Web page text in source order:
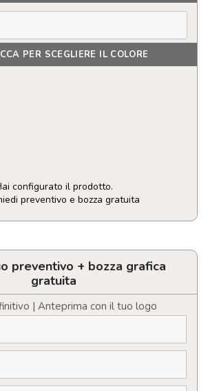
PER SCEGLIERE IL COLORE
configurato il prodotto.
preventivo e bozza gratuita
preventivo + bozza grafica
gratuita
| Anteprima con il tuo logo